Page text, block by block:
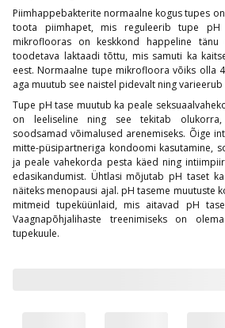
Piimhappebakterite normaalne kogus tupes
toota piimhapet, mis reguleerib tupe pH
mikroflooras on keskkond happeline tänu
toodetava laktaadi tõttu, mis samuti ka
eest. Normaalne tupe mikrofloora võiks olla
aga muutub see naistel pidevalt ning varieerub
Tupe pH tase muutub ka peale
on leeliseline ning see tekitab
soodsamad võimalused arenemiseks. Õige
mitte-püsipartneriga kondoomi kasutamine,
ja peale vahekorda pesta käed ning
edasikandumist. Ühtlasi mõjutab pH taset
näiteks menopausi ajal. pH taseme muutuste
mitmeid tupeküünlaid, mis aitavad pH
Vaagnapõhjalihaste treenimiseks on
tupekuule.